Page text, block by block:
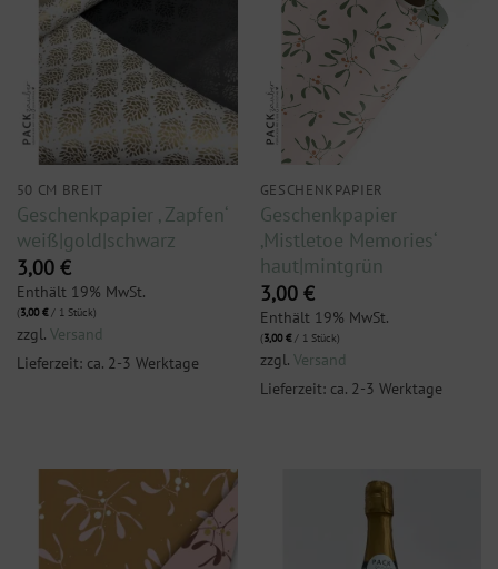
50 CM BREIT
Geschenkpapier ‚ Zapfen‘
weiß|gold|schwarz
3,00 €
Enthält 19% MwSt.
(3,00€/ 1 Stück)
zzgl. Versand
Lieferzeit: ca. 2-3 Werktage
GESCHENKPAPIER
Geschenkpapier
‚Mistletoe Memories‘
haut|mintgrün
3,00 €
Enthält 19% MwSt.
(3,00€/ 1 Stück)
zzgl. Versand
Lieferzeit: ca. 2-3 Werktage